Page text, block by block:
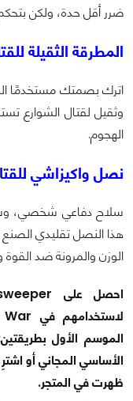
ضرر أقل حدة، ولكن
المطرقة الثقيلة
اترك بصمتك مستخدمًا
وثقيل لقتال الشوارع
الهجوم.
نصل واكيزاشي
سلاح دفاعي شخصي،
هذا النصل تقليدي
الوزن والمرونة ضد القوة
الموسم الأول
الأساسي المجاني أو
ظهرت في المتجر.